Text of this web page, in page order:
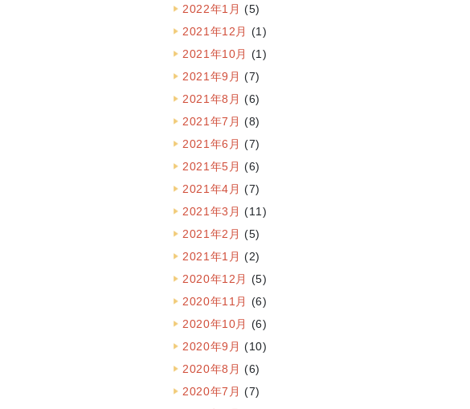
2022年1月 (5)
2021年12月 (1)
2021年10月 (1)
2021年9月 (7)
2021年8月 (6)
2021年7月 (8)
2021年6月 (7)
2021年5月 (6)
2021年4月 (7)
2021年3月 (11)
2021年2月 (5)
2021年1月 (2)
2020年12月 (5)
2020年11月 (6)
2020年10月 (6)
2020年9月 (10)
2020年8月 (6)
2020年7月 (7)